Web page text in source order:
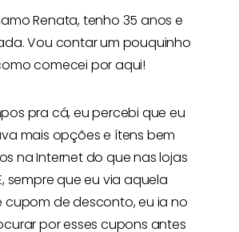
Renata, tenho 35 anos e
Vou contar um pouquinho
comecei por aqui!
pra cá, eu percebi que eu
mais opções e ítens bem
na Internetdo que nas lojas
sempre que eu via aquela
cupom de desconto, eu ia no
por esses cupons antes